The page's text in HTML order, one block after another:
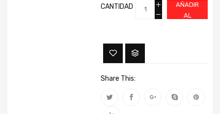
CANTIDAD
AÑADIR
AL
Share This: